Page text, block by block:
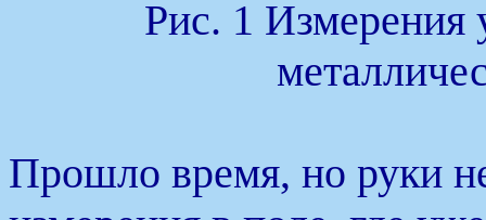
Рис. 1 Измерения
Прошло время, но руки